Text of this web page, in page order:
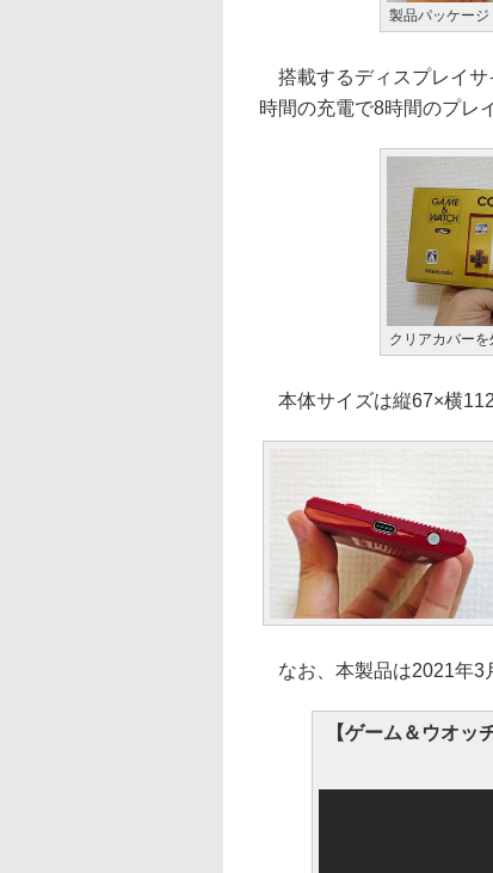
製品パッケージ
搭載するディスプレイサ
時間の充電で8時間のプレ
クリアカバー
本体サイズは縦67×横
なお、本製品は2021年3
【ゲーム＆ウオ